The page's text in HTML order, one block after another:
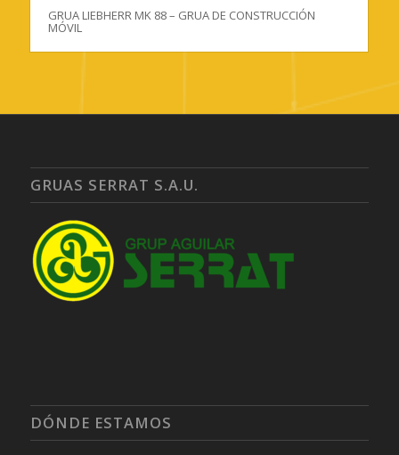
GRUA LIEBHERR MK 88 – GRUA DE CONSTRUCCIÓN
MÓVIL
GRUAS SERRAT S.A.U.
DÓNDE ESTAMOS